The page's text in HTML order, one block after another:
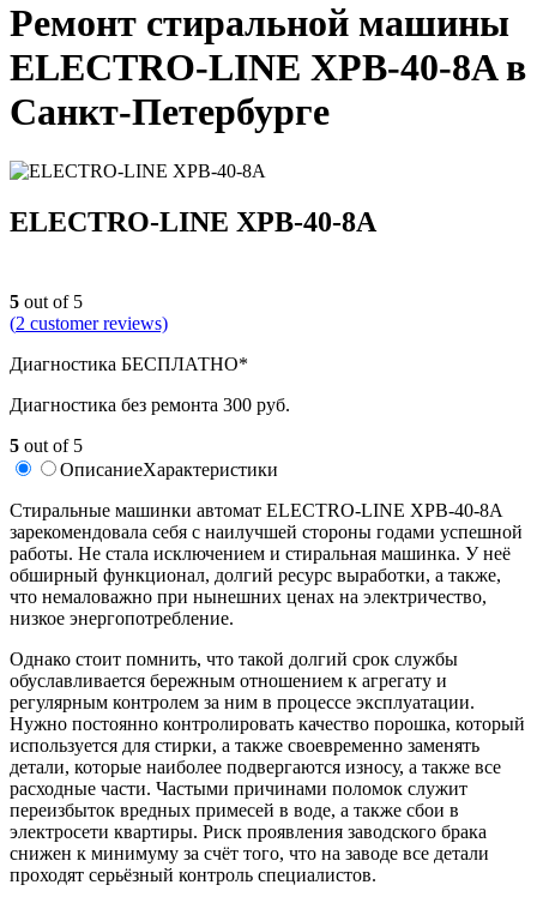
Ремонт стиральной машины
ELECTRO-LINE XPB-40-8A в
Санкт-Петербурге
ELECTRO-LINE XPB-40-8A
5 out of 5
(2 customer reviews)
Диагностика БЕСПЛАТНО*
Диагностика без ремонта 300 руб.
5 out of 5
ОписаниеХарактеристики
Стиральные машинки автомат ELECTRO-LINE XPB-40-8A
зарекомендовала себя с наилучшей стороны годами успешной
работы. Не стала исключением и стиральная машинка. У неё
обширный функционал, долгий ресурс выработки, а также,
что немаловажно при нынешних ценах на электричество,
низкое энергопотребление.
Однако стоит помнить, что такой долгий срок службы
обуславливается бережным отношением к агрегату и
регулярным контролем за ним в процессе эксплуатации.
Нужно постоянно контролировать качество порошка, который
используется для стирки, а также своевременно заменять
детали, которые наиболее подвергаются износу, а также все
расходные части. Частыми причинами поломок служит
переизбыток вредных примесей в воде, а также сбои в
электросети квартиры. Риск проявления заводского брака
снижен к минимуму за счёт того, что на заводе все детали
проходят серьёзный контроль специалистов.